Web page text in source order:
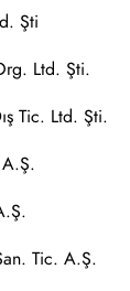
Şti
Ltd. Şti.
Tic. Ltd. Şti.
Tic. A.Ş.